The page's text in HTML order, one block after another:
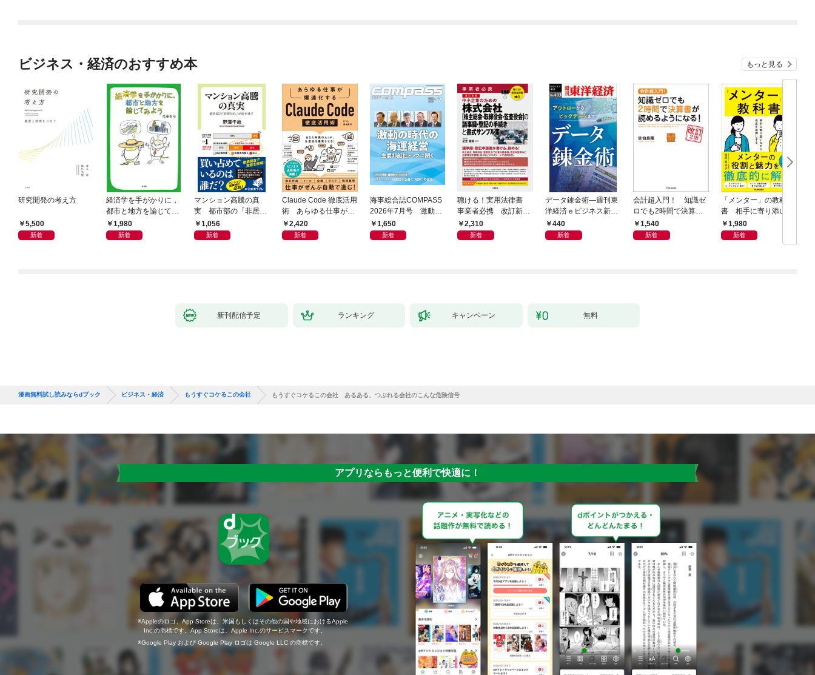
ビジネス・経済のおすすめ本 もっと見る
研究開発の考え方
5,500
新着
経済学を手がかりに，
都市と地方を論じてみ
よう1,980
新着
マンション高騰の真
実 都市部の「非居住
化」が街を壊す
1,056
新着
Claude Code 徹底活用
術 あらゆる仕事が爆
速化する
2,420
新着
海事総合誌COMPASS
2026年7月号 激動の
時代の海運経営 主要
邦船社トップに聞く
1,650
新着
聴ける！実用法律書
事業者必携 改訂新
版 中小企業のための
株式会社【株主総会・
2,310
新着
データ錬金術―週刊東
洋経済ｅビジネス新書
Ｎo.493
440
新着
会計超入門！ 知識ゼ
ロでも2時間で決算書
が読めるようになる！
改訂2版
1,540
新着
「メンター」の教科
書 相手に寄り添いな
がら成長を後押しする
1,980
新着
新刊配信予定 ランキング キャンペーン 無料
漫画無料試し読みならdブック ビジネス・経済 もうすぐコケるこの会社 もうすぐコケるこの会社 あるある、つぶれる会社のこんな危険信号
アプリならもっと便利で快適に！
Appleのロゴ、App Storeは、米国もしくはその他の国や地域におけるApple
Inc.の商標です。App Storeは、Apple Inc.のサービスマークです。
Google Play および Google Play ロゴは Google LLC の商標です。